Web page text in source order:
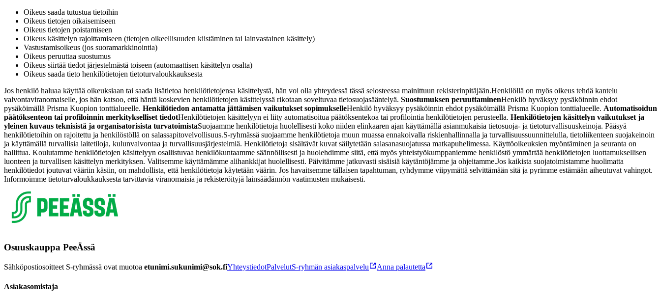
Oikeus saada tutustua tietoihin
Oikeus tietojen oikaisemiseen
Oikeus tietojen poistamiseen
Oikeus käsittelyn rajoittamiseen (tietojen oikeellisuuden kiistäminen tai lainvastainen käsittely)
Vastustamisoikeus (jos suoramarkkinointia)
Oikeus peruuttaa suostumus
Oikeus siirtää tiedot järjestelmästä toiseen (automaattisen käsittelyn osalta)
Oikeus saada tieto henkilötietojen tietoturvaloukkauksesta
Jos henkilö haluaa käyttää oikeuksiaan tai saada lisätietoa henkilötietojensa käsittelystä, hän voi olla yhteydessä tässä selosteessa mainittuun rekisterinpitäjään.Henkilöllä on myös oikeus tehdä kantelu
valvontaviranomaiselle, jos hän katsoo, että häntä koskevien henkilötietojen käsittelyssä rikotaan soveltuvaa tietosuojasääntelyä. Suostumuksen peruuttaminenHenkilö hyväksyy pysäköinnin ehdot
pysäköimällä Prisma Kuopion tonttialueelle. Henkilötiedon antamatta jättämisen vaikutukset sopimukselleHenkilö hyväksyy pysäköinnin ehdot pysäköimällä Prisma Kuopion tonttialueelle. Automatisoidun
päätöksenteon tai profiloinnin merkitykselliset tiedotHenkilötietojen käsittelyyn ei liity automatisoitua päätöksentekoa tai profilointia henkilötietojen perusteella. Henkilötietojen käsittelyn vaikutukset ja
yleinen kuvaus teknisistä ja organisatorisista turvatoimistaSuojaamme henkilötietoja huolellisesti koko niiden elinkaaren ajan käyttämällä asianmukaisia tietosuoja- ja tietoturvallisuuskeinoja. Pääsyä
henkilötietoihin on rajoitettu ja henkilöstöllä on salassapitovelvollisuus.S-ryhmässä suojaamme henkilötietoja muun muassa ennakoivalla riskienhallinnalla ja turvallisuussuunnittelulla, tietoliikenteen suojakeinoin
ja käyttämällä turvallisia laitetiloja, kulunvalvontaa ja turvallisuusjärjestelmiä. Henkilötietoja sisältävät kuvat säilytetään salasanasuojatussa matkapuhelimessa. Käyttöoikeuksien myöntäminen ja seuranta on
hallittua. Koulutamme henkilötietojen käsittelyyn osallistuvaa henkilökuntaamme säännöllisesti ja huolehdimme siitä, että myös yhteistyökumppaniemme henkilöstö ymmärtää henkilötietojen luottamuksellisen
luonteen ja turvallisen käsittelyn merkityksen. Valitsemme käyttämämme alihankkijat huolellisesti. Päivitämme jatkuvasti sisäisiä käytäntöjämme ja ohjeitamme.Jos kaikista suojatoimistamme huolimatta
henkilötiedot joutuvat vääriin käsiin, on mahdollista, että henkilötietoja käytetään väärin. Jos havaitsemme tällaisen tapahtuman, ryhdymme viipymättä selvittämään sitä ja pyrimme estämään aiheutuvat vahingot.
Informoimme tietoturvaloukkauksesta tarvittavia viranomaisia ja rekisteröityjä lainsäädännön vaatimusten mukaisesti.
Osuuskauppa PeeÄssä
Sähköpostiosoitteet S-ryhmässä ovat muotoa etunimi.sukunimi@sok.fiYhteystiedotPalvelutS-ryhmän asiakaspalvelu Anna palautetta
Asiakasomistaja